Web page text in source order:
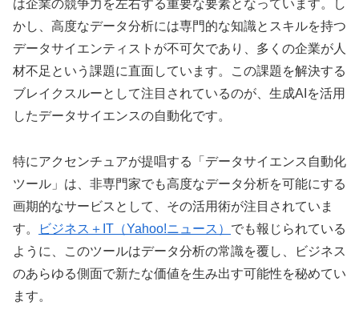
は企業の競争力を左右する重要な要素となっています。し
かし、高度なデータ分析には専門的な知識とスキルを持つ
データサイエンティストが不可欠であり、多くの企業が人
材不足という課題に直面しています。この課題を解決する
ブレイクスルーとして注目されているのが、生成AIを活用
したデータサイエンスの自動化です。
特にアクセンチュアが提唱する「データサイエンス自動化
ツール」は、非専門家でも高度なデータ分析を可能にする
画期的なサービスとして、その活用術が注目されていま
す。
ビジネス＋IT（Yahoo!ニュース） でも報じられている
ように、このツールはデータ分析の常識を覆し、ビジネス
のあらゆる側面で新たな価値を生み出す可能性を秘めてい
ます。